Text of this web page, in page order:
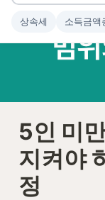
5인 미
지켜야
정
상속세 소득금액